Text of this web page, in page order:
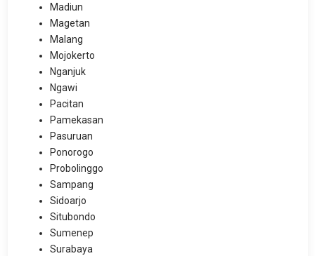
Madiun
Magetan
Malang
Mojokerto
Nganjuk
Ngawi
Pacitan
Pamekasan
Pasuruan
Ponorogo
Probolinggo
Sampang
Sidoarjo
Situbondo
Sumenep
Surabaya